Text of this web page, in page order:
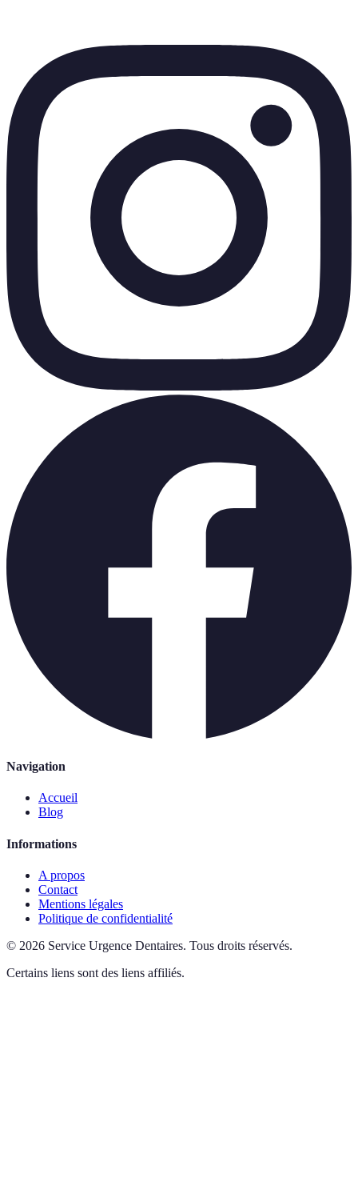
Navigation
Accueil
Blog
Informations
A propos
Contact
Mentions légales
Politique de confidentialité
© 2026 Service Urgence Dentaires. Tous droits réservés.
Certains liens sont des liens affiliés.